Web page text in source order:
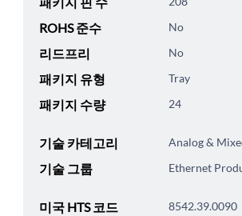
ROHS 준수 No
리드프리 No
패키지 유형 Tray
패키지 수량 24
기술 카테고리 Analog &
기술 그룹 Ethernet
미국 HTS 코드 8542.39.0090